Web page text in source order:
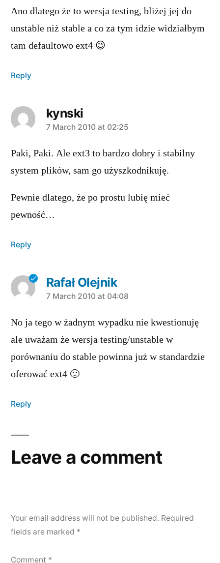
Ano dlatego że to wersja testing, bliżej jej do
unstable niż stable a co za tym idzie widziałbym
tam defaultowo ext4 😉
Reply
kynski
says:
7 March 2010 at 02:25
Paki, Paki. Ale ext3 to bardzo dobry i stabilny
system plików, sam go użyszkodnikuję.
Pewnie dlatego, że po prostu lubię mieć
pewność…
Reply
Rafał Olejnik
says:
7 March 2010 at 04:08
No ja tego w żadnym wypadku nie kwestionuję
ale uważam że wersja testing/unstable w
porównaniu do stable powinna już w standardzie
oferować ext4 🙂
Reply
Leave a comment
Your email address will not be published. Required
fields are marked *
Comment *